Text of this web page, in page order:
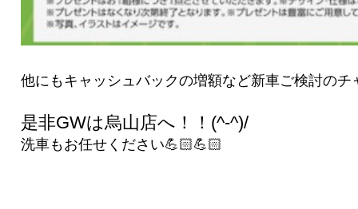
他にもキャッシュバックの増額など新車ご検討のチ
是非GWは烏山店へ！！(^-^)/
洗車もお任せください💪🏻💪🏻